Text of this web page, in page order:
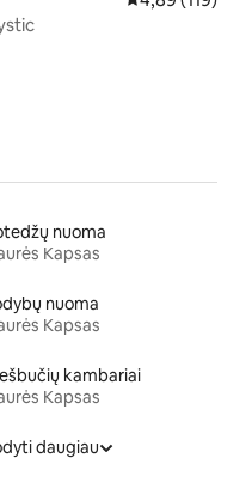
nuoma
Kapsas
nuoma
Kapsas
kambariai
Kapsas
daugiau